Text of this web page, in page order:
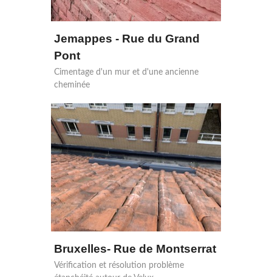
Jemappes - Rue du Grand
Pont
Cimentage d'un mur et d'une ancienne
cheminée
Bruxelles- Rue de Montserrat
Vérification et résolution problème